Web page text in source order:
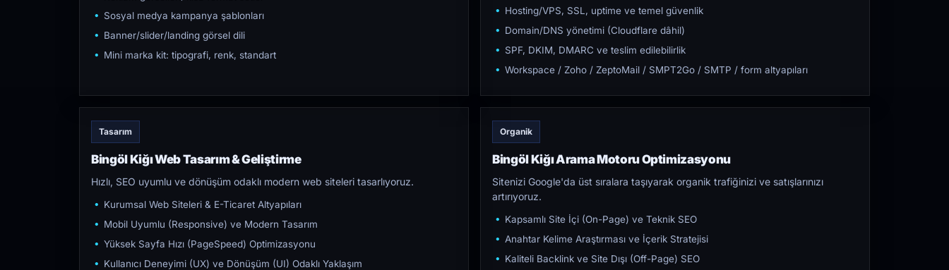
Sosyal medya kampanya şablonları
Banner/slider/landing görsel dili
Mini marka kit: tipografi, renk, standart
Hosting/VPS, SSL, uptime ve temel güvenlik
Domain/DNS yönetimi (Cloudflare dâhil)
SPF, DKIM, DMARC ve teslim edilebilirlik
Workspace / Zoho / ZeptoMail / SMPT2Go / SMTP / form altyapıları
Tasarım
Bingöl Kiğı Web Tasarım & Geliştirme
Hızlı, SEO uyumlu ve dönüşüm odaklı modern web siteleri tasarlıyoruz.
Kurumsal Web Siteleri & E-Ticaret Altyapıları
Mobil Uyumlu (Responsive) ve Modern Tasarım
Yüksek Sayfa Hızı (PageSpeed) Optimizasyonu
Kullanıcı Deneyimi (UX) ve Dönüşüm (UI) Odaklı Yaklaşım
Organik
Bingöl Kiğı Arama Motoru Optimizasyonu
Sitenizi Google'da üst sıralara taşıyarak organik trafiğinizi ve satışlarınızı
artırıyoruz.
Kapsamlı Site İçi (On-Page) ve Teknik SEO
Anahtar Kelime Araştırması ve İçerik Stratejisi
Kaliteli Backlink ve Site Dışı (Off-Page) SEO